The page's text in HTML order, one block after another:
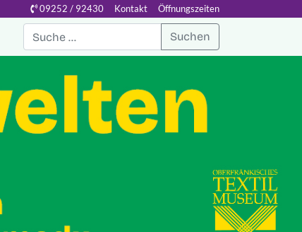
09252 / 92430 Kontakt Öffnungszeiten
Suchen